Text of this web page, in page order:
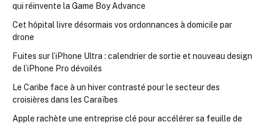
qui réinvente la Game Boy Advance
Cet hôpital livre désormais vos ordonnances à domicile par
drone
Fuites sur l’iPhone Ultra : calendrier de sortie et nouveau design
de l’iPhone Pro dévoilés
Le Caribe face à un hiver contrasté pour le secteur des
croisières dans les Caraïbes
Apple rachète une entreprise clé pour accélérer sa feuille de